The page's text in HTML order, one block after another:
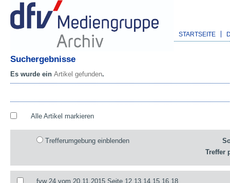
STARTSEITE
Suchergebnisse
Es wurde ein Artikel gefunden.
Alle Artikel markieren
Trefferumgebung einblenden
Treffer
fvw 24 vom 20.11.2015 Seite 12,13,14,15,16,18